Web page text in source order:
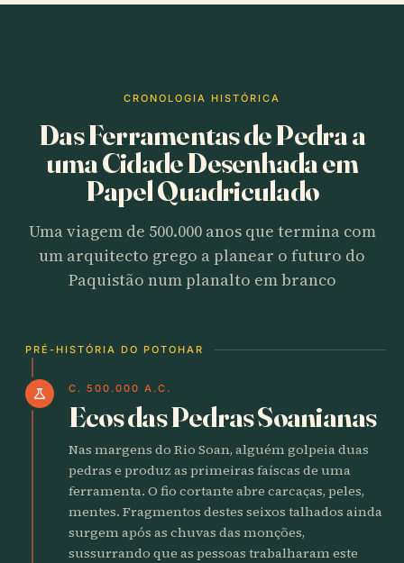
CRONOLOGIA HISTÓRICA
Das Ferramentas de Pedra a
uma Cidade Desenhada em
Papel Quadriculado
Uma viagem de 500.000 anos que termina com
um arquitecto grego a planear o futuro do
Paquistão num planalto em branco
PRÉ-HISTÓRIA DO POTOHAR
science C. 500.000 A.C.
Ecos das Pedras Soanianas
Nas margens do Rio Soan, alguém golpeia duas
pedras e produz as primeiras faíscas de uma
ferramenta. O fio cortante abre carcaças, peles,
mentes. Fragmentos destes seixos talhados ainda
surgem após as chuvas das monções,
sussurrando que as pessoas trabalharam este